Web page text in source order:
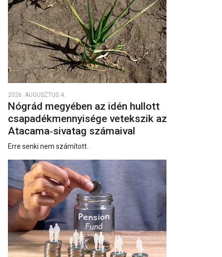
2026. AUGUSZTUS 4.
Nógrád megyében az idén hullott
csapadékmennyisége vetekszik az
Atacama‑sivatag számaival
Erre senki nem számított.